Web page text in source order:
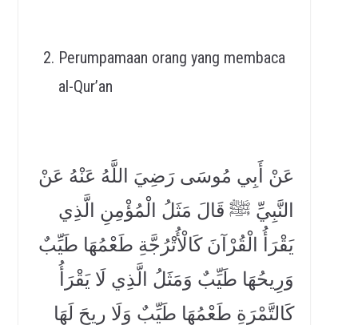
Perumpamaan orang yang membaca
al-Qur’an
عَنْ أَبِي مُوسَى رَضِيَ اللَّهُ عَنْهُ عَنْ
النَّبِيِّ ﷺ قَالَ مَثَلُ الْمُؤْمِنِ الَّذِي
يَقْرَأُ الْقُرْآنَ كَالْأُتْرُجَّةِ طَعْمُهَا طَيِّبٌ
وَرِيحُهَا طَيِّبٌ وَمَثَلُ الَّذِي لَا يَقْرَأُ
كَالتَّمْرَةِ طَعْمُهَا طَيِّبٌ وَلَا رِيحَ لَهَا